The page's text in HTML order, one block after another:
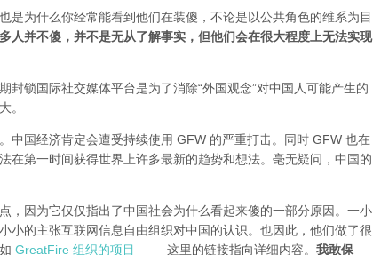
是为什么你经常能看到他们在装傻，不论是以公共角色的维系为目
人并不傻，并不是无从了解事实，但他们会在很大程度上无法实现
封锁国际社交媒体平台是为了消除“外国观念”对中国人可能产生的
。
中国经济肯定会遭受持续使用 GFW 的严重打击。同时 GFW 也在
在第一时间获得世界上许多最新的趋势和想法。毫无疑问，中国的
，因为它仅仅指出了中国社会为什么看起来傻的一部分原因。一小
小的主张互联网信息自由组织对中国的认识。也因此，他们做了很
GreatFire 组织的项目 —— 这里的链接指向详细内容。 我敢保